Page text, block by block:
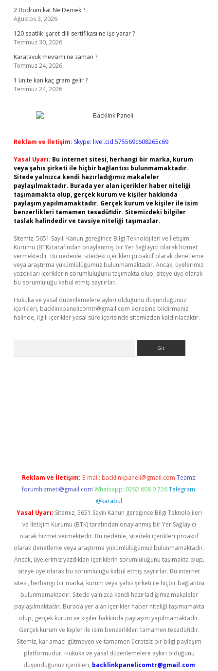
2 Bodrum kat Ne Demek ?
Ağustos 3, 2026
120 saatlik işaret dili sertifikası ne işe yarar ?
Temmuz 30, 2026
Karatavuk mevsimi ne zaman ?
Temmuz 24, 2026
1 ünite kan kaç gram gelir ?
Temmuz 24, 2026
Reklam ve İletişim: Skype: live:.cid.575569c608265c69
Yasal Uyarı: Bu internet sitesi, herhangi bir marka, kurum
veya şahıs şirketi ile hiçbir bağlantısı bulunmamaktadır.
Sitede yalnızca kendi hazırladığımız makaleler
paylaşılmaktadır. Burada yer alan içerikler haber niteliği
taşımamakta olup, gerçek kurum ve kişiler hakkında
paylaşım yapılmamaktadır. Gerçek kurum ve kişiler ile isim
benzerlikleri tamamen tesadüfidir. Sitemizdeki bilgiler
taslak halindedir ve tavsiye niteliği taşımazlar.
Sitemiz, 5651 Sayılı Kanun gereğince Bilgi Teknolojileri ve İletişim
Kurumu (BTK) tarafından onaylanmış bir Yer Sağlayıcı olarak hizmet
vermektedir. Bu nedenle, sitedeki içerikleri proaktif olarak denetleme
veya araştırma yükümlülüğümüz bulunmamaktadır. Ancak, üyelerimiz
yazdıkları içeriklerin sorumluluğunu taşımakta olup, siteye üye olarak
bu sorumluluğu kabul etmiş sayılırlar.
Hukuka ve yasal düzenlemelere aykırı olduğunu düşündüğünüz
içerikleri, backlinkpanelicomtr@gmail.com adresine bildirmeniz
halinde, ilgili içerikler yasal süre içerisinde sitemizden kaldırılacaktır.
Reklam ve İletişim: E-mail: backlinkpaneli@gmail.com Teams:
forumhizmeti@gmail.com Whatsapp: 0262 606 0 726 Telegram:
@karabul
Yasal Uyarı: Sitemiz, 5651 Sayılı Kanun gereğince Bilgi Teknolojileri
ve İletişim Kurumu (BTK) tarafından onaylanmış bir Yer Sağlayıcı
olarak hizmet vermektedir. Bu nedenle, sitedeki içerikleri proaktif
olarak denetleme veya araştırma yükümlülüğümüz bulunmamaktadır.
Ancak, üyelerimiz yazdıkları içeriklerin sorumluluğunu taşımakta olup,
siteye üye olarak bu sorumluluğu kabul etmiş sayılırlar. Bu internet
sitesi, herhangi bir marka, kurum veya şahıs şirketi ile hiçbir bağlantısı
bulunmamaktadır. Sitede yalnızca kendi hazırladığımız makaleler
paylaşılmaktadır. Burada yer alan içerikler haber niteliği taşımamakta
olup, gerçek kurum ve kişiler hakkında paylaşım yapılmamaktadır.
Gerçek kurum ve kişiler ile isim benzerlikleri tamamen tesadüfidir.
Sitemiz, kar amacı gütmeyen ve tamamen ücretsiz bir bilgi paylaşım
platformudur. Hukuka ve yasal düzenlemelere aykırı olduğunu
düşündüğünüz içerikleri, backlinkpanelicomtr@gmail.com